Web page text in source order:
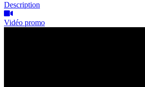
Description
Vidéo promo